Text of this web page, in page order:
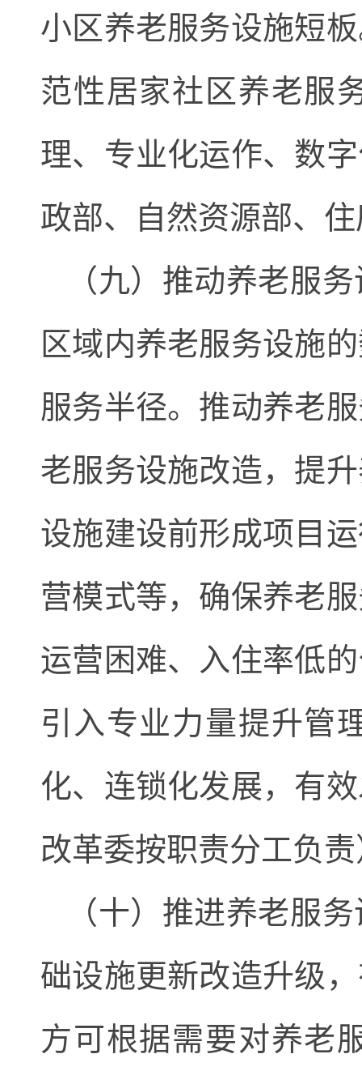
小区养老服务设施短
范性居家社区养老服
理、专业化运作、数
政部、自然资源部、
（九）推动养老服
区域内养老服务设施
服务半径。推动养老
老服务设施改造，提
设施建设前形成项目
营模式等，确保养老
运营困难、入住率低
引入专业力量提升管
化、连锁化发展，有
改革委按职责分工负
（十）推进养老服
础设施更新改造升级
方可根据需要对养老